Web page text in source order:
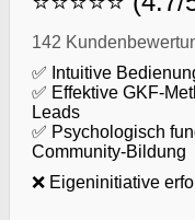
142
✅ Intuitive
✅ Effektive GKF-
Leads
✅ Psychologisch
Community-Bildung
❌ Eigeninitiative